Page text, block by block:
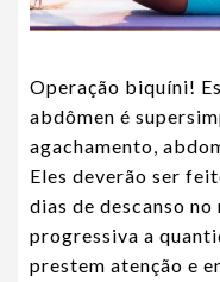
Operação biquíni!
abdômen é
agachamento,
Eles deverão ser
dias de descanso
progressiva a
prestem atenção e